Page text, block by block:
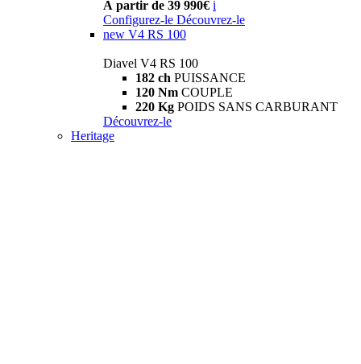
À partir de 39 990€ i
Configurez-le Découvrez-le
new V4 RS 100
Diavel V4 RS 100
182 ch PUISSANCE
120 Nm COUPLE
220 Kg POIDS SANS CARBURANT
Découvrez-le
Heritage